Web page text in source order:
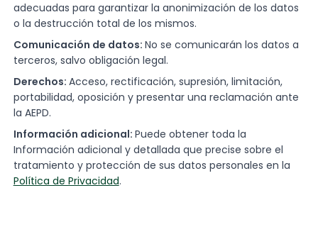
adecuadas para garantizar la anonimización de los datos
o la destrucción total de los mismos.
Comunicación de datos: No se comunicarán los datos a
terceros, salvo obligación legal.
Derechos: Acceso, rectificación, supresión, limitación,
portabilidad, oposición y presentar una reclamación ante
la AEPD.
Información adicional: Puede obtener toda la
Información adicional y detallada que precise sobre el
tratamiento y protección de sus datos personales en la
Política de Privacidad.